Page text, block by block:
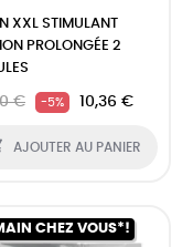
XXL STIMULANT
PROLONGÉE 2
€ -5% 10,36 €
AJOUTER AU PANIER
CHEZ VOUS*!